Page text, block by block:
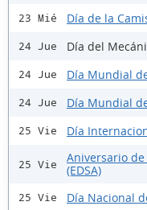
23 Mié Día de la
24 Jue Día del
24 Jue Día Mundial
24 Jue Día Mundial
25 Vie Día
25 Vie
Aniversario
(EDSA)
25 Vie Día Nacional